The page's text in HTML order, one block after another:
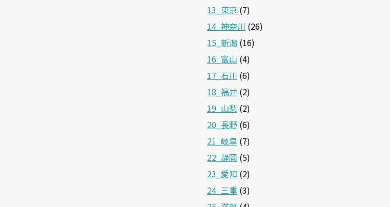
13_東京 (7)
14_神奈川 (26)
15_新潟 (16)
16_富山 (4)
17_石川 (6)
18_福井 (2)
19_山梨 (2)
20_長野 (6)
21_岐阜 (7)
22_静岡 (5)
23_愛知 (2)
24_三重 (3)